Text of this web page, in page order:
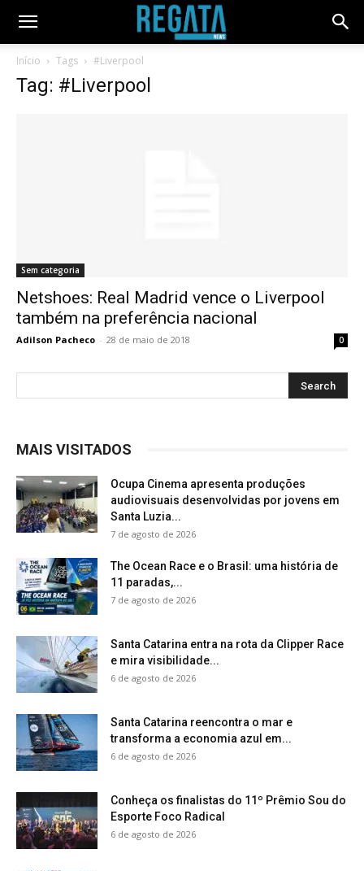
Início Tags #Liverpool
Tag: #Liverpool
Sem categoria
Netshoes: Real Madrid vence o Liverpool
também na preferência nacional
Adilson Pacheco - 28 de maio de 2018 0
MAIS VISITADOS
Ocupa Cinema apresenta produções
audiovisuais desenvolvidas por jovens em
Santa Luzia...
7 de agosto de 2026
The Ocean Race e o Brasil: uma história de
11 paradas,...
7 de agosto de 2026
Santa Catarina entra na rota da Clipper Race
e mira visibilidade...
6 de agosto de 2026
Santa Catarina reencontra o mar e
transforma a economia azul em...
6 de agosto de 2026
Conheça os finalistas do 11º Prêmio Sou do
Esporte Foco Radical
6 de agosto de 2026